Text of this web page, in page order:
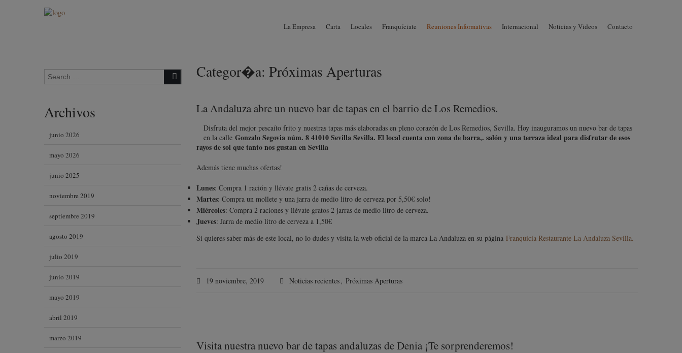
La Empresa Carta Locales Franquíciate Reuniones Informativas Internacional Noticias y Videos Contacto
Search for:
Archivos
junio 2026
mayo 2026
junio 2025
noviembre 2019
septiembre 2019
agosto 2019
julio 2019
junio 2019
mayo 2019
abril 2019
marzo 2019
Categor�a: Próximas Aperturas
La Andaluza abre un nuevo bar de tapas en el barrio de Los Remedios.
Disfruta del mejor pescaíto frito y nuestras tapas más elaboradas en pleno corazón de Los Remedios, Sevilla. Hoy inauguramos un nuevo bar de tapas
en la calle Gonzalo Segovia núm. 8 41010 Sevilla Sevilla. El local cuenta con zona de barra,. salón y una terraza ideal para disfrutar de esos
rayos de sol que tanto nos gustan en Sevilla
Además tiene muchas ofertas!
Lunes: Compra 1 ración y llévate gratis 2 cañas de cerveza.
Martes: Compra un mollete y una jarra de medio litro de cerveza por 5,50€ solo!
Miércoles: Compra 2 raciones y llévate gratos 2 jarras de medio litro de cerveza.
Jueves: Jarra de medio litro de cerveza a 1,50€
Si quieres saber más de este local, no lo dudes y visita la web oficial de la marca La Andaluza en su página Franquicia Restaurante La Andaluza Sevilla.
19 noviembre, 2019 Noticias recientes, Próximas Aperturas
Visita nuestra nuevo bar de tapas andaluzas de Denia ¡Te sorprenderemos!